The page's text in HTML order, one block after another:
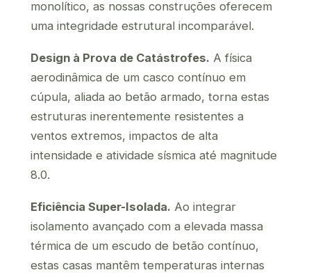
monolítico, as nossas construções oferecem
uma integridade estrutural incomparável.
Design à Prova de Catástrofes. A física
aerodinâmica de um casco contínuo em
cúpula, aliada ao betão armado, torna estas
estruturas inerentemente resistentes a
ventos extremos, impactos de alta
intensidade e atividade sísmica até magnitude
8.0.
Eficiência Super-Isolada. Ao integrar
isolamento avançado com a elevada massa
térmica de um escudo de betão contínuo,
estas casas mantêm temperaturas internas